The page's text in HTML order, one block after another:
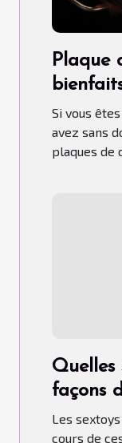
Plaque
choix
Si vous
avez sans
plaques de
Quelles
façons
sextoys
Les
cours de